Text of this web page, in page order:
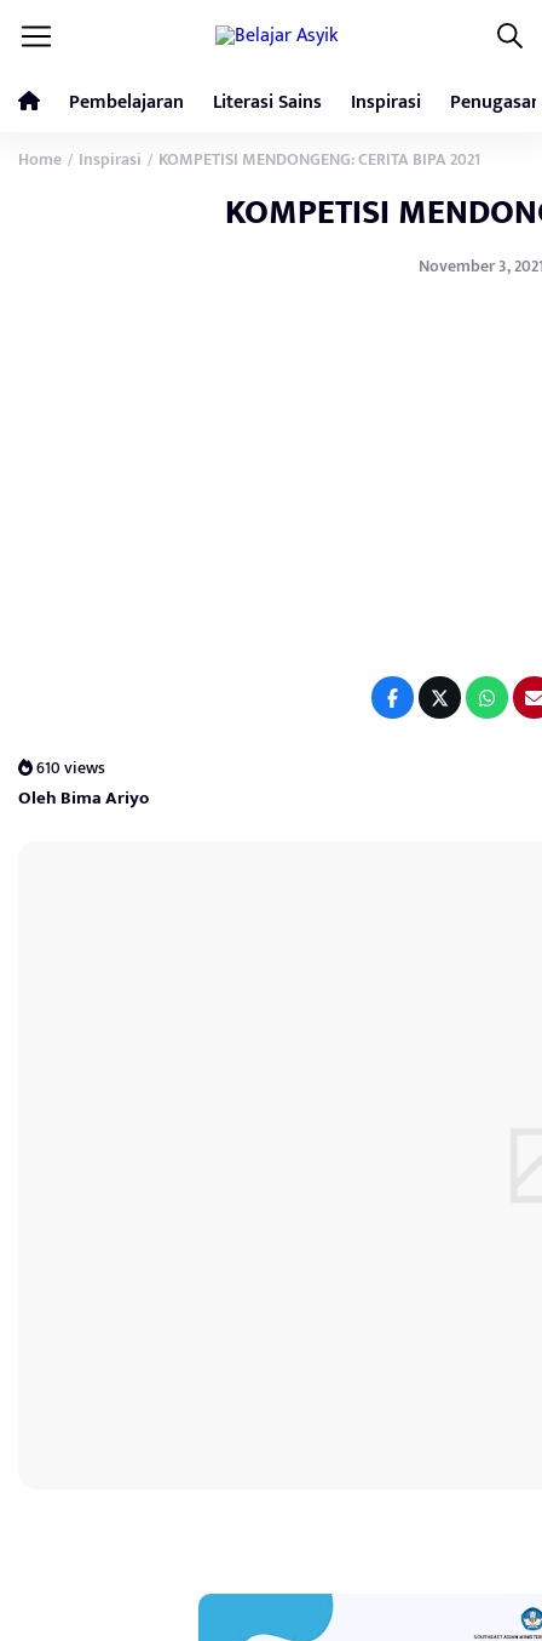
Pembelajaran Literasi Sains Inspirasi Penugasan
Home / Inspirasi / KOMPETISI MENDONGENG: CERITA BIPA 2021
KOMPETISI
November 3,
610 views
Oleh Bima Ariyo